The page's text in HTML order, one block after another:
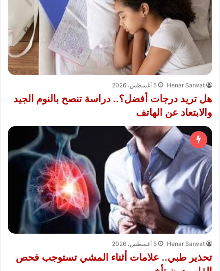
Henar Sarwat 5 أغسطس، 2026
هل تريد درجات أفضل؟.. دراسة تنصح بالنوم الجيد
والابتعاد عن الهاتف
Henar Sarwat 5 أغسطس، 2026
تحذير طبي.. علامات أثناء المشي تستوجب فحص